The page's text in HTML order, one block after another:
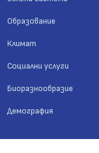
Образование
Климат
Социални услуги
Биоразнообразие
Демография